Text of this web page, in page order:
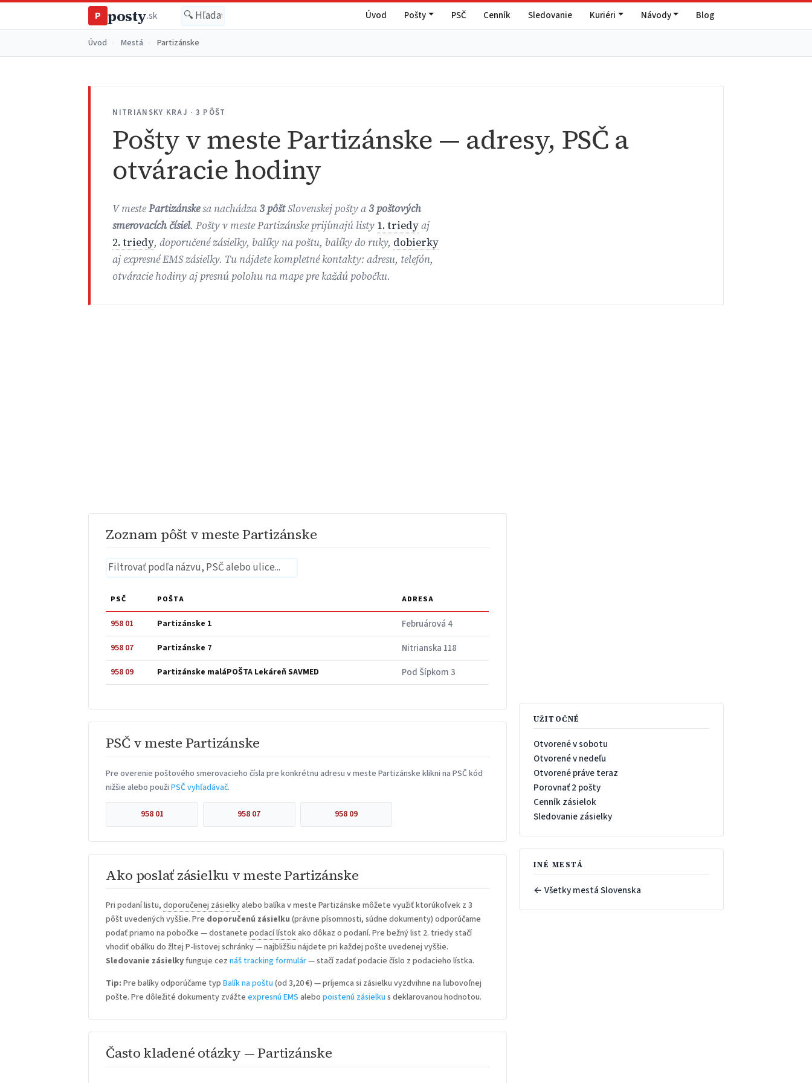
P posty.sk Úvod Pošty PSČ Cenník Sledovanie Kuriéri Návody Blog
Úvod Mestá Partizánske
NITRIANSKY KRAJ · 3 PÔŠT
Pošty v meste Partizánske — adresy, PSČ a
otváracie hodiny
V mestePartizánskesa nachádza 3 pôštSlovenskej pošty a 3 poštových
smerovacích čísiel. Pošty v meste Partizánske prijímajú listy 1. triedyaj
2. triedy, doporučené zásielky, balíky na poštu, balíky do ruky, dobierky
aj expresné EMS zásielky. Tu nájdete kompletné kontakty: adresu, telefón,
otváracie hodiny aj presnú polohu na mape pre každú pobočku.
Zoznam pôšt v meste Partizánske
PSČ POŠTA ADRESA
958 01 Partizánske 1 Februárová 4
958 07 Partizánske 7 Nitrianska 118
958 09 Partizánske maláPOŠTA Lekáreň SAVMED Pod Šípkom 3
PSČ v meste Partizánske
Pre overenie poštového smerovacieho čísla pre konkrétnu adresu v meste Partizánske klikni na PSČ kód
nižšie alebo použiPSČ vyhľadávač.
958 01 958 07 958 09
Ako poslať zásielku v meste Partizánske
Pri podaní listu,doporučenej zásielkyalebo balíka v meste Partizánske môžete využiť ktorúkoľvek z 3
pôšt uvedených vyššie. Pre doporučenú zásielku (právne písomnosti, súdne dokumenty) odporúčame
podať priamo na pobočke — dostanetepodací lístokako dôkaz o podaní. Pre bežný list 2. triedy stačí
vhodiť obálku do žltej P-listovej schránky — najbližšiu nájdete pri každej pošte uvedenej vyššie.
Sledovanie zásielkyfunguje ceznáš tracking formulár— stačí zadať podacie číslo z podacieho lístka.
Tip: Pre balíky odporúčame typBalík na poštu (od 3,20 €) — príjemca si zásielku vyzdvihne na ľubovoľnej
pošte. Pre dôležité dokumenty zvážteexpresnú EMS alebopoistenú zásielku s deklarovanou hodnotou.
Často kladené otázky — Partizánske
UŽITOČNÉ
Otvorené v sobotu
Otvorené v nedeľu
Otvorené práve teraz
Porovnať 2 pošty
Cenník zásielok
Sledovanie zásielky
INÉ MESTÁ
← Všetky mestá Slovenska